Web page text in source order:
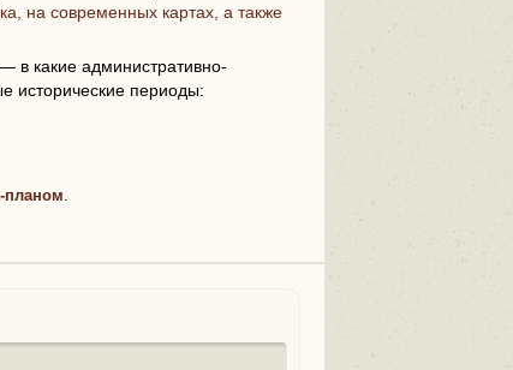
на современных картах, а также
— в какие административно-
исторические периоды:
планом.